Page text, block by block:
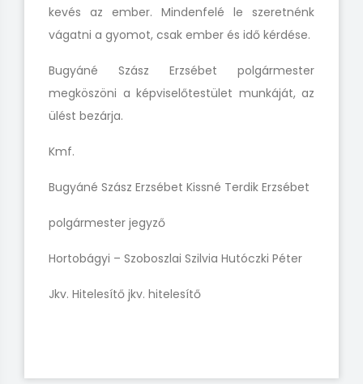
kevés az ember. Mindenfelé le szeretnénk
vágatni a gyomot, csak ember és idő kérdése.
Bugyáné Szász Erzsébet polgármester
megköszöni a képviselőtestület munkáját, az
ülést bezárja.
Kmf.
Bugyáné Szász Erzsébet Kissné Terdik Erzsébet
polgármester jegyző
Hortobágyi – Szoboszlai Szilvia Hutóczki Péter
Jkv. Hitelesítő jkv. hitelesítő